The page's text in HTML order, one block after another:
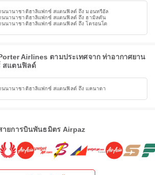
นนานาชาติฮาลิแฟกซ์ สแตนฟิลด์ ถึง มอนทรีอัล
นนานาชาติฮาลิแฟกซ์ สแตนฟิลด์ ถึง ฮามิลตัน
นนานาชาติฮาลิแฟกซ์ สแตนฟิลด์ ถึง โตรอนโต
Airlines ตามประเทศจาก ท่าอากาศยาน
สแตนฟิลด์
นนานาชาติฮาลิแฟกซ์ สแตนฟิลด์ ถึง แคนาดา
ายการบินพันธมิตร Airpaz